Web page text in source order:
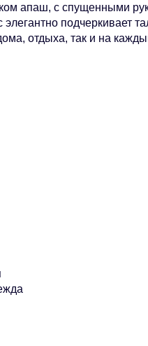
апаш, с спущенными
подчеркивает
отдыха, так и на